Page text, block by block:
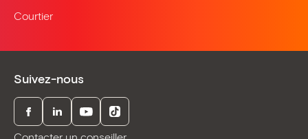
Courtier
Suivez-nous
FacebookLinkedInYoutubeTikTok